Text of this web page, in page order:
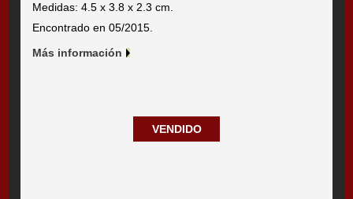
Medidas: 4.5 x 3.8 x 2.3 cm.
Encontrado en 05/2015.
Más información
VENDIDO